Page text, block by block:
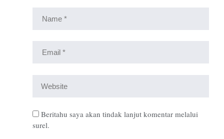
Beritahu saya akan tindak lanjut komentar melalui
surel.